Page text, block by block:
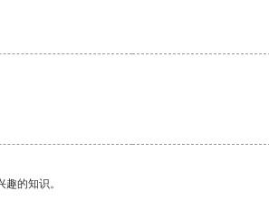
的知识。